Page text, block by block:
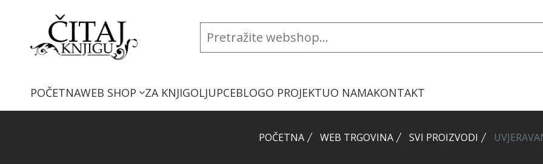
POČETNAWEB SHOP ZA KNJIGOLJUPCEBLOGO PROJEKTUO NAMAKONTAKT
POČETNA WEB TRGOVINA SVI PROIZVODI